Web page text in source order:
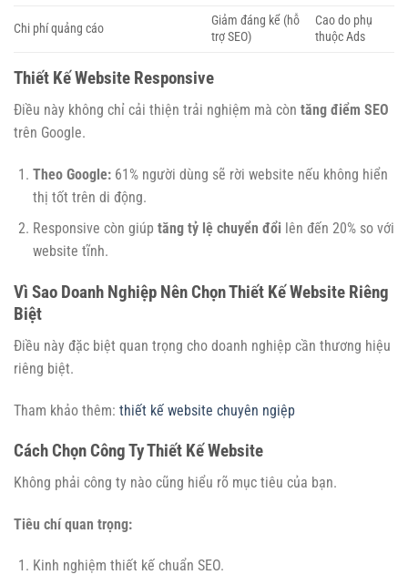
Chi phí quảng cáo
Giảm đáng kể (hỗ
trợ SEO)
Cao do phụ
thuộc Ads
Thiết Kế Website Responsive
Điều này không chỉ cải thiện trải nghiệm mà còn tăng điểm SEO
trên Google.
Theo Google:61% người dùng sẽ rời website nếu không hiển
thị tốt trên di động.
Responsive còn giúp tăng tỷ lệ chuyển đổi lên đến 20% so với
website tĩnh.
Vì Sao Doanh Nghiệp Nên Chọn Thiết Kế Website Riêng
Biệt
Điều này đặc biệt quan trọng cho doanh nghiệp cần thương hiệu
riêng biệt.
Tham khảo thêm: thiết kế website chuyên ngiệp
Cách Chọn Công Ty Thiết Kế Website
Không phải công ty nào cũng hiểu rõ mục tiêu của bạn.
Tiêu chí quan trọng:
Kinh nghiệm thiết kế chuẩn SEO.